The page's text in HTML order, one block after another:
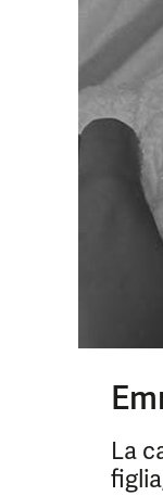
La